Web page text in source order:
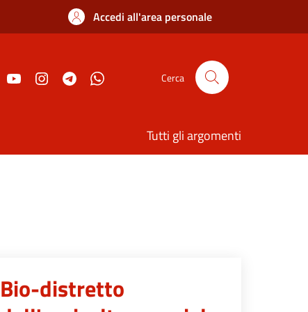
Accedi all'area personale
Cerca
Tutti gli argomenti
Bio-distretto